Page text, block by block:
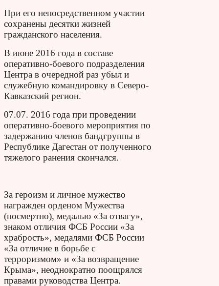
При его непосредственном участии
сохранены десятки жизней
гражданского населения.
В июне 2016 года в составе
оперативно-боевого подразделения
Центра в очередной раз убыл и
служебную командировку в Северо-
Кавказский регион.
07.07. 2016 года при проведении
оперативно-боевого мероприятия по
задержанию членов бандгруппы в
Республике Дагестан от полученного
тяжелого ранения скончался.
За героизм и личное мужество
награжден орденом Мужества
(посмертно), медалью «За отвагу»,
знаком отличия ФСБ России «За
храбрость», медалями ФСБ России
«За отличие в борьбе с
терроризмом» и «За возвращение
Крыма», неоднократно поощрялся
правами руководства Центра.